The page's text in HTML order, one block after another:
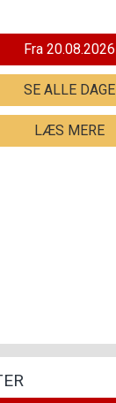
Fra 20.08.2026
SE ALLE DAGE
LÆS MERE